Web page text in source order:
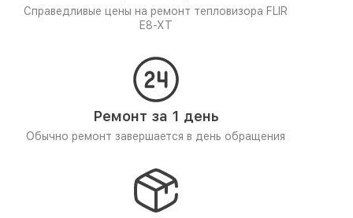
Справедливые цены на ремонт тепловизора FLIR
E8-XT
Ремонт за 1 день
Обычно ремонт завершается в день обращения